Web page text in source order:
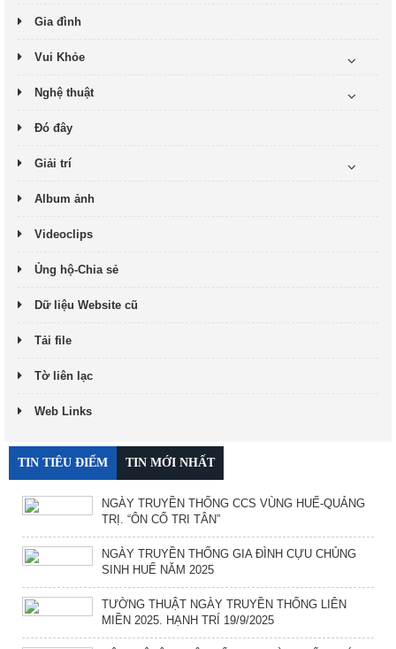
Gia đình
Vui Khỏe
Nghệ thuật
Đó đây
Giải trí
Album ảnh
Videoclips
Ủng hộ-Chia sẻ
Dữ liệu Website cũ
Tải file
Tờ liên lạc
Web Links
TIN TIÊU ĐIỂM TIN MỚI NHẤT
NGÀY TRUYỀN THỐNG CCS VÙNG HUẾ-QUẢNG
TRỊ. “ÔN CỐ TRI TÂN”
NGÀY TRUYỀN THỐNG GIA ĐÌNH CỰU CHỦNG
SINH HUẾ NĂM 2025
TƯỜNG THUẬT NGÀY TRUYỀN THỐNG LIÊN
MIỀN 2025. HẠNH TRÍ 19/9/2025